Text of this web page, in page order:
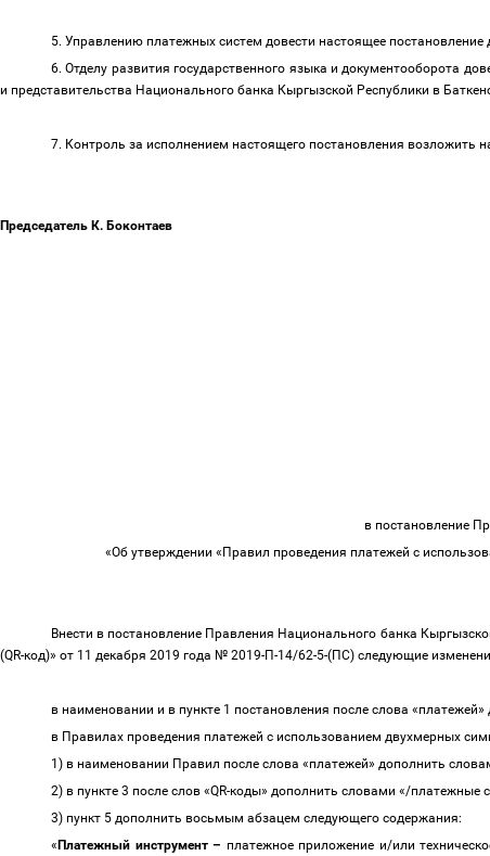
5. Управлению платежных систем довести настоящее
6. Отделу развития государственного языка и документооборота
и представительства Национального банка Кыргызской Республики в
7. Контроль за исполнением настоящего постановления возложить
Председатель К. Боконтаев
в постановление
«Об утверждении «Правил проведения платежей с
Внести в постановление Правления Национального банка
(QR-код)» от 11 декабря 2019 года № 2019-П-14/62-5-(ПС) следующие
в наименовании и в пункте 1 постановления после слова
в Правилах проведения платежей с использованием двухмерных
1) в наименовании Правил после слова «платежей» дополнить
2) в пункте 3 после слов «QR-коды» дополнить словами «/платежные
3) пункт 5 дополнить восьмым абзацем следующего содержания:
« Платежный инструмент – платежное приложение и/или